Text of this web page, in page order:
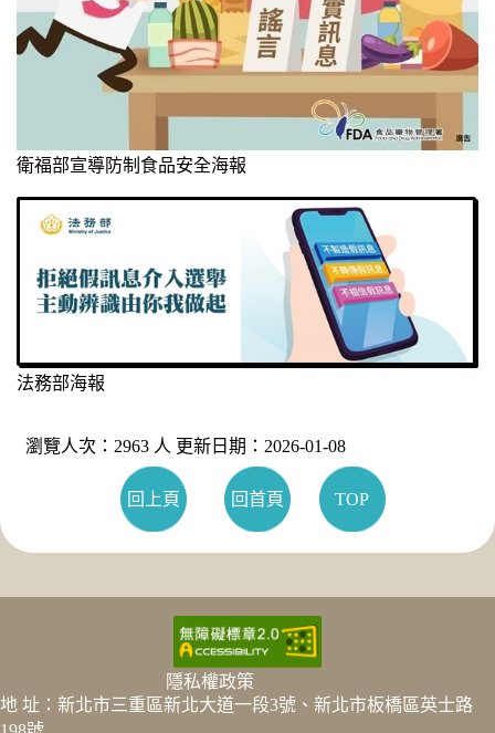
衛福部宣導防制食品安全海報
法務部海報
瀏覽人次：2963 人 更新日期：2026-01-08
回上頁 回首頁 TOP
隱私權政策
地 址：新北市三重區新北大道一段3號、新北市板橋區英士路